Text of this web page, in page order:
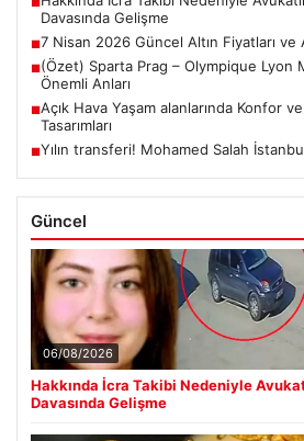
Davasında Gelişme
■7 Nisan 2026 Güncel Altın Fiyatları ve
■(Özet) Sparta Prag – Olympique Lyon
Önemli Anları
■Açık Hava Yaşam alanlarında Konfor
Tasarımları
■Yılın transferi! Mohamed Salah
Güncel
06/08/2026
Hakkında İcra Takibi Nedeniyle
Davasında Gelişme